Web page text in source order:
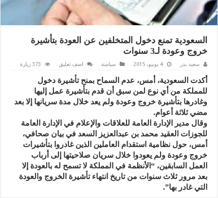
السعودية تمنع دخول المتخلفين عن العودة بتأشيرة
خروج وعودة لـ3 سنوات
سعيد بدر 4 يونيو، 2015 سياسة اضف تعليق 373 زيارة
أكدت السعودية، أمس، عدم السماح بمنح تأشيرة دخول
للمملكة من أي نوع لمن سبق أن قدم بتأشيرة عمل إليها
وغادرها بتأشيرة خروج وعودة ولم يعد خلال مدة سريانها إلا بعد
مضي ثلاثة أعوام.
وقال مدير الإدارة العامة للعلاقات والإعلام في الإدارة العامة
للجوزات العقيد محمد بن عبدالعزيز السعد في بيان صحافي،
أمس، حول نظامية استقدام العاملين الذين غادروا بتأشيرات
خروج وعودة ولم يعودوا خلال سريان صلاحيتها إلى أرباب
العمل السابقين، “الأنظمة في المملكة لا تسمح له بالعودة إلا
بعد مرور ثلاث سنوات من تاريخ انتهاء تأشيرة الخروج والعودة
التي غادر بها”.